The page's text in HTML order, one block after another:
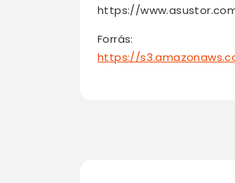
https://
Forrás:
https://